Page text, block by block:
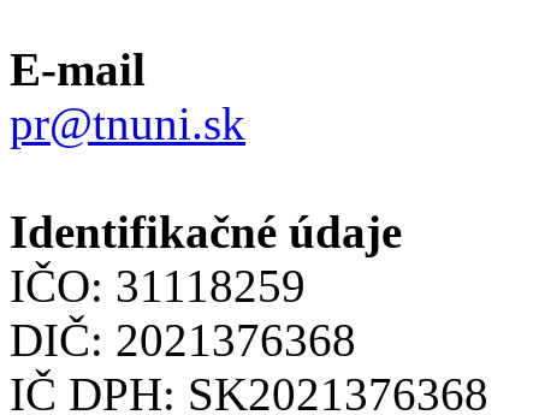
E-mail
pr@tnuni.sk
Identifikačné údaje
IČO: 31118259
DIČ: 2021376368
IČ DPH: SK2021376368